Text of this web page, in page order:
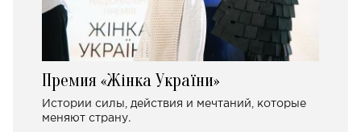
Премия «Жінка України»
Истории силы, действия и мечтаний, которые
меняют страну.